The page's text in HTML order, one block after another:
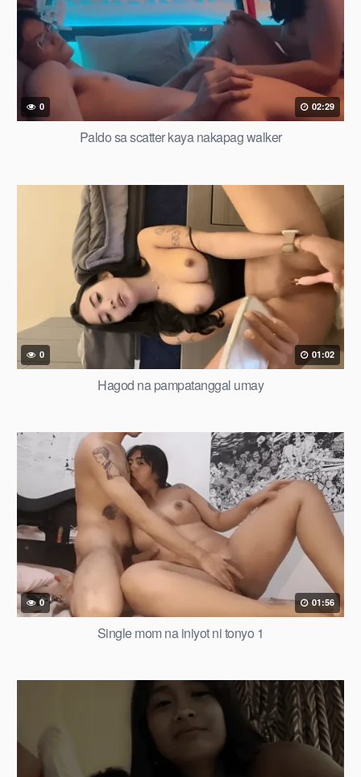
0 02:29
Paldo sa scatter kaya nakapag walker
0 01:02
Hagod na pampatanggal umay
0 01:56
Single mom na iniyot ni tonyo 1